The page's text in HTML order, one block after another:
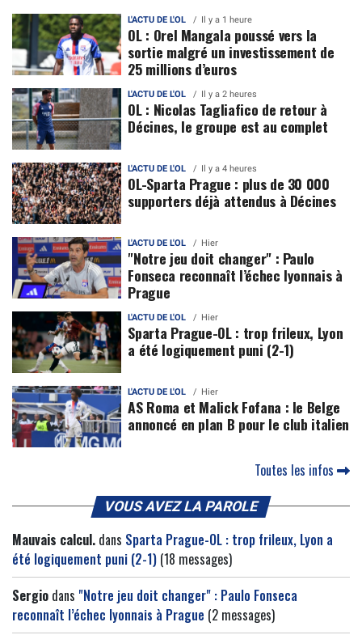
L'ACTU DE L'OL Il y a 1 heure
OL : Orel Mangala poussé vers la
sortie malgré un investissement de
25 millions d’euros
L'ACTU DE L'OL Il y a 2 heures
OL : Nicolas Tagliafico de retour à
Décines, le groupe est au complet
L'ACTU DE L'OL Il y a 4 heures
OL-Sparta Prague : plus de 30 000
supporters déjà attendus à Décines
L'ACTU DE L'OL Hier
"Notre jeu doit changer" : Paulo
Fonseca reconnaît l’échec lyonnais à
Prague
L'ACTU DE L'OL Hier
Sparta Prague-OL : trop frileux, Lyon
a été logiquement puni (2-1)
L'ACTU DE L'OL Hier
AS Roma et Malick Fofana : le Belge
annoncé en plan B pour le club italien
Toutes les infos
VOUS AVEZ LA PAROLE
Mauvais calcul. dans Sparta Prague-OL : trop frileux, Lyon a
été logiquement puni (2-1) (18 messages)
Sergio dans "Notre jeu doit changer" : Paulo Fonseca
reconnaît l’échec lyonnais à Prague (2 messages)